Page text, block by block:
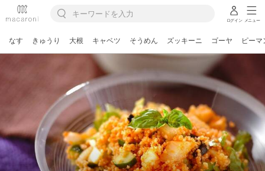
ログイン メニュー
なす きゅうり 大根 キャベツ そうめん ズッキーニ ゴーヤ ピーマ